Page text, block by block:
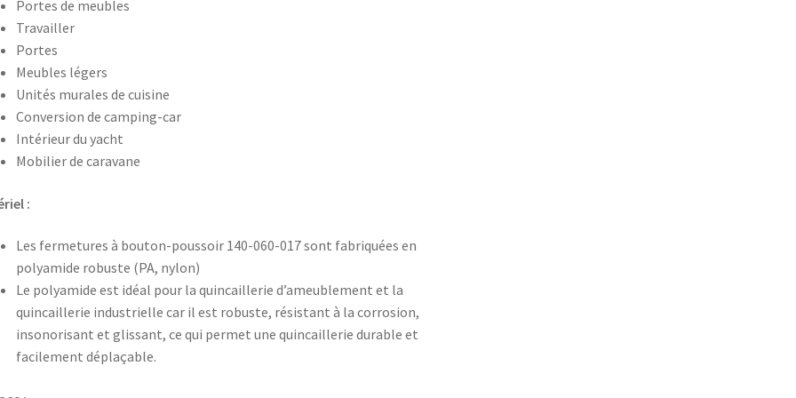
Portes de meubles
Travailler
Portes
Meubles légers
Unités murales de cuisine
Conversion de camping-car
Intérieur du yacht
Mobilier de caravane
:
Les fermetures à bouton-poussoir 140-060-017 sont fabriquées en
polyamide robuste (PA, nylon)
Le polyamide est idéal pour la quincaillerie d’ameublement et la
quincaillerie industrielle car il est robuste, résistant à la corrosion,
insonorisant et glissant, ce qui permet une quincaillerie durable et
facilement déplaçable.